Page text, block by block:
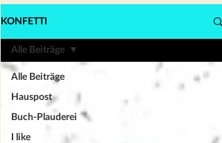
KONFETTI
Alle Beiträge
Hauspost
Buch-Plauderei
I like
Alle Beiträge